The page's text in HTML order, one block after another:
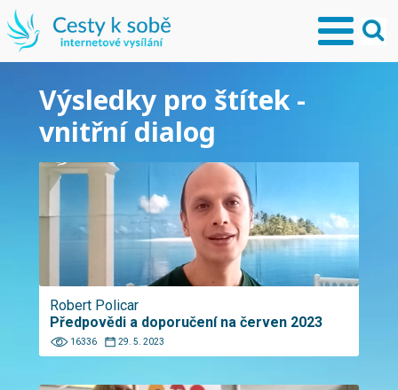
Výsledky pro štítek -
vnitřní dialog
Robert Policar
Předpovědi a doporučení na červen 2023
16336 29. 5. 2023